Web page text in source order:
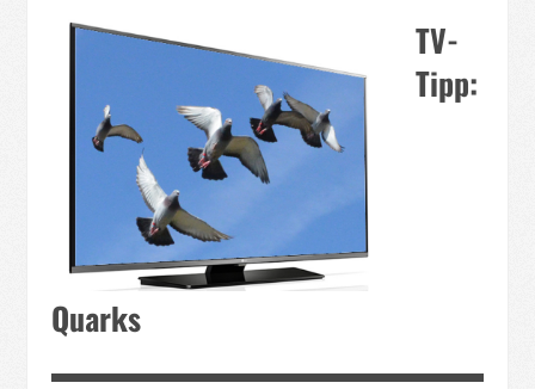
TV-
Tipp:
Quarks